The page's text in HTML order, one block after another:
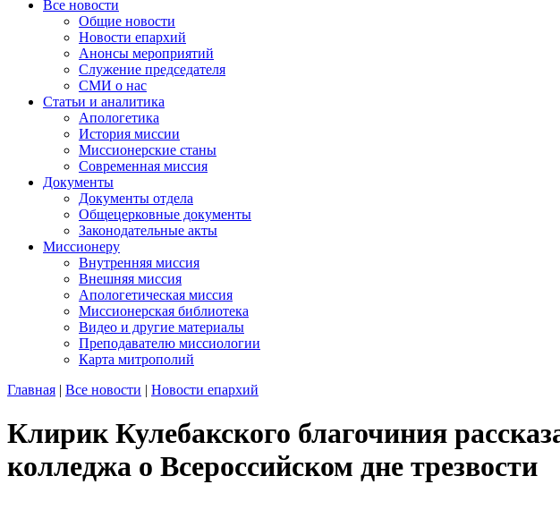
Все новости
Общие новости
Новости епархий
Анонсы мероприятий
Служение председателя
СМИ о нас
Статьи и аналитика
Апологетика
История миссии
Миссионерские станы
Современная миссия
Документы
Документы отдела
Общецерковные документы
Законодательные акты
Миссионеру
Внутренняя миссия
Внешняя миссия
Апологетическая миссия
Миссионерская библиотека
Видео и другие материалы
Преподавателю миссиологии
Карта митрополий
Главная | Все новости | Новости епархий
Клирик Кулебакского благочиния
колледжа о Всероссийском дне трезвости